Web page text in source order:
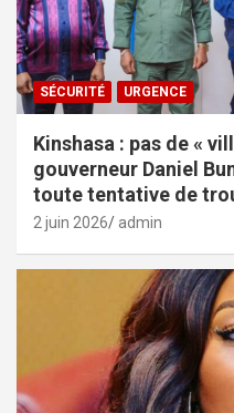
SÉCURITÉ URGENCE
Kinshasa : pas de «
gouverneur Daniel
toute tentative de
2 juin 2026 admin